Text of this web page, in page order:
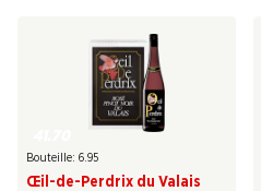
Bouteille: 6.95
Œil-de-Perdrix du Valais